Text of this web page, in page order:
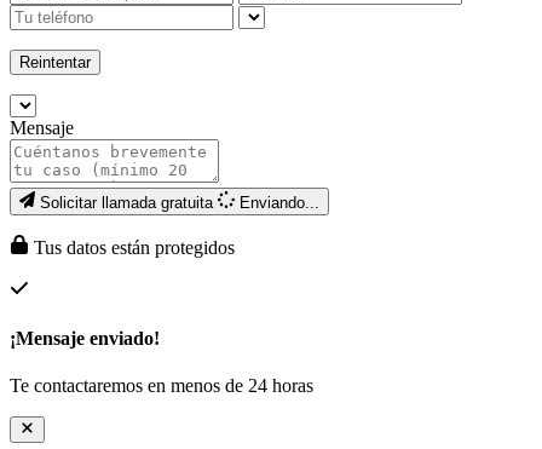
Reintentar
Mensaje
Solicitar llamada gratuita Enviando...
Tus datos están protegidos
¡Mensaje enviado!
Te contactaremos en menos de 24 horas